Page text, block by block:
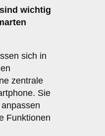
wichtig
sich in
zentrale
Sie
Funktionen